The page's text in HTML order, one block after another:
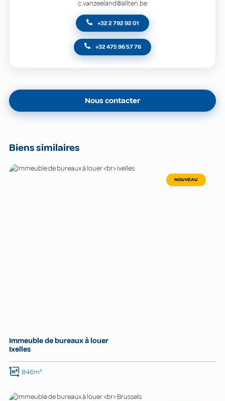
c.vanzeeland@allten.be
+32 2 792 92 01
+32 475 96 57 76
Nous contacter
Biens similaires
NOUVEAU
Immeuble de bureaux à louer
Ixelles
846m²